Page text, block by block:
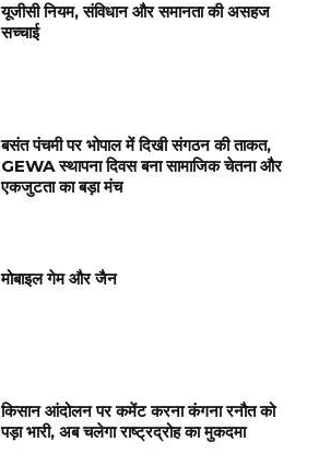
यूजीसी नियम, संविधान और समानता की असहज
सच्चाई
बसंत पंचमी पर भोपाल में दिखी संगठन की ताकत,
GEWA स्थापना दिवस बना सामाजिक चेतना और
एकजुटता का बड़ा मंच
मोबाइल गेम और जैन
किसान आंदोलन पर कमेंट करना कंगना रनौत को
पड़ा भारी, अब चलेगा राष्ट्रद्रोह का मुकदमा